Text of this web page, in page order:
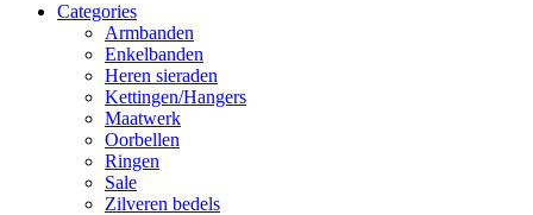
Categories
Armbanden
Enkelbanden
Heren sieraden
Kettingen/Hangers
Maatwerk
Oorbellen
Ringen
Sale
Zilveren bedels